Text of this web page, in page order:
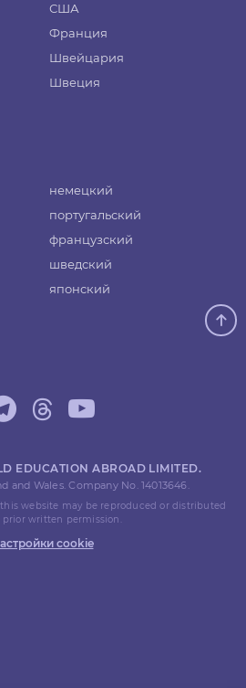
США
Франция
Швейцария
Швеция
немецкий
португальский
французский
шведский
японский
EDUCATION ABROAD LIMITED.
and Wales. Company No. 14013646.
website may be reproduced or distributed
written permission.
cookie